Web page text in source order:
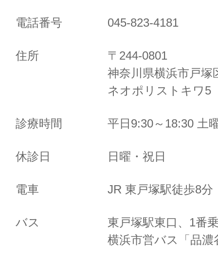
電話番号 045-823-4181
住所
〒244-0801
神奈川県横浜市戸塚
ネオポリストキワ
診療時間 平日9:30～18:30 土
休診日 日曜・祝日
電車 JR 東戸塚駅徒歩8
バス
東戸塚駅東口、1番
横浜市営バス「品